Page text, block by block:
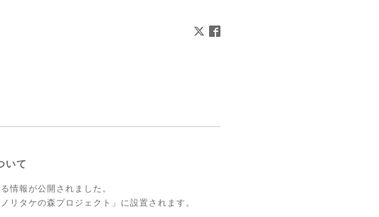
いて
情報が公開されました。
リタケの森プロジェクト」に設置されます。